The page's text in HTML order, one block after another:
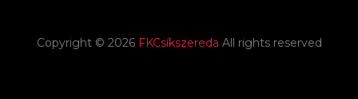
Copyright © 2026 FKCsíkszereda All rights reserved